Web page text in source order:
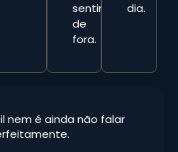
sentir
de
fora.
dia.
nem é ainda não falar